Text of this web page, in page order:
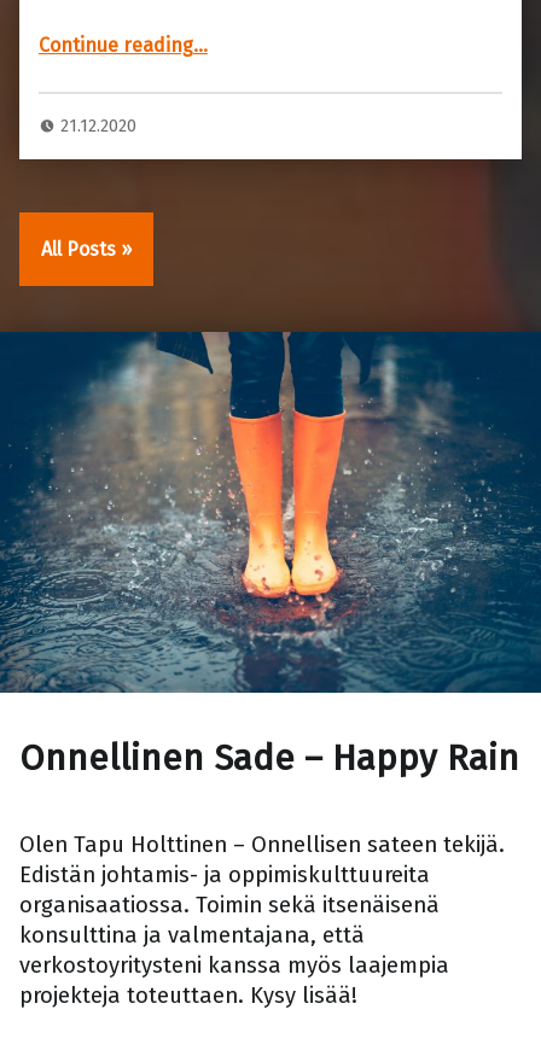
Continue reading…
21.12.2020
All Posts »
Onnellinen Sade – Happy Rain
Olen Tapu Holttinen – Onnellisen sateen tekijä.
Edistän johtamis- ja oppimiskulttuureita
organisaatiossa. Toimin sekä itsenäisenä
konsulttina ja valmentajana, että
verkostoyritysteni kanssa myös laajempia
projekteja toteuttaen. Kysy lisää!